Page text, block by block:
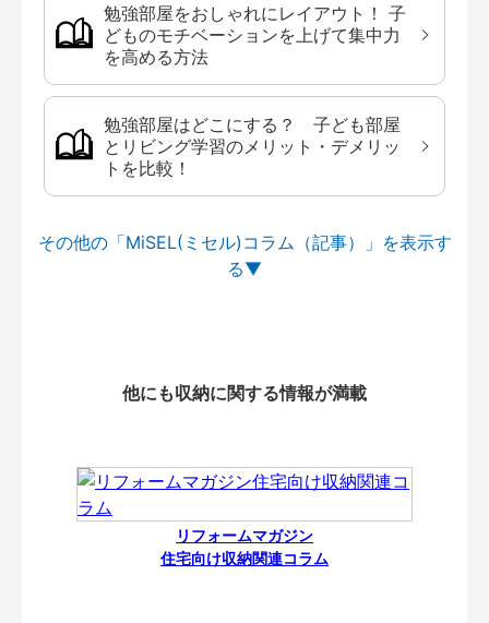
勉強部屋をおしゃれにレイアウト！ 子
どものモチベーションを上げて集中力
を高める方法
勉強部屋はどこにする？ 子ども部屋
とリビング学習のメリット・デメリッ
トを比較！
その他の「MiSEL(ミセル)コラム（記事）」を
他にも収納に関する情報が満載
リフォームマガジン
住宅向け収納関連コラム